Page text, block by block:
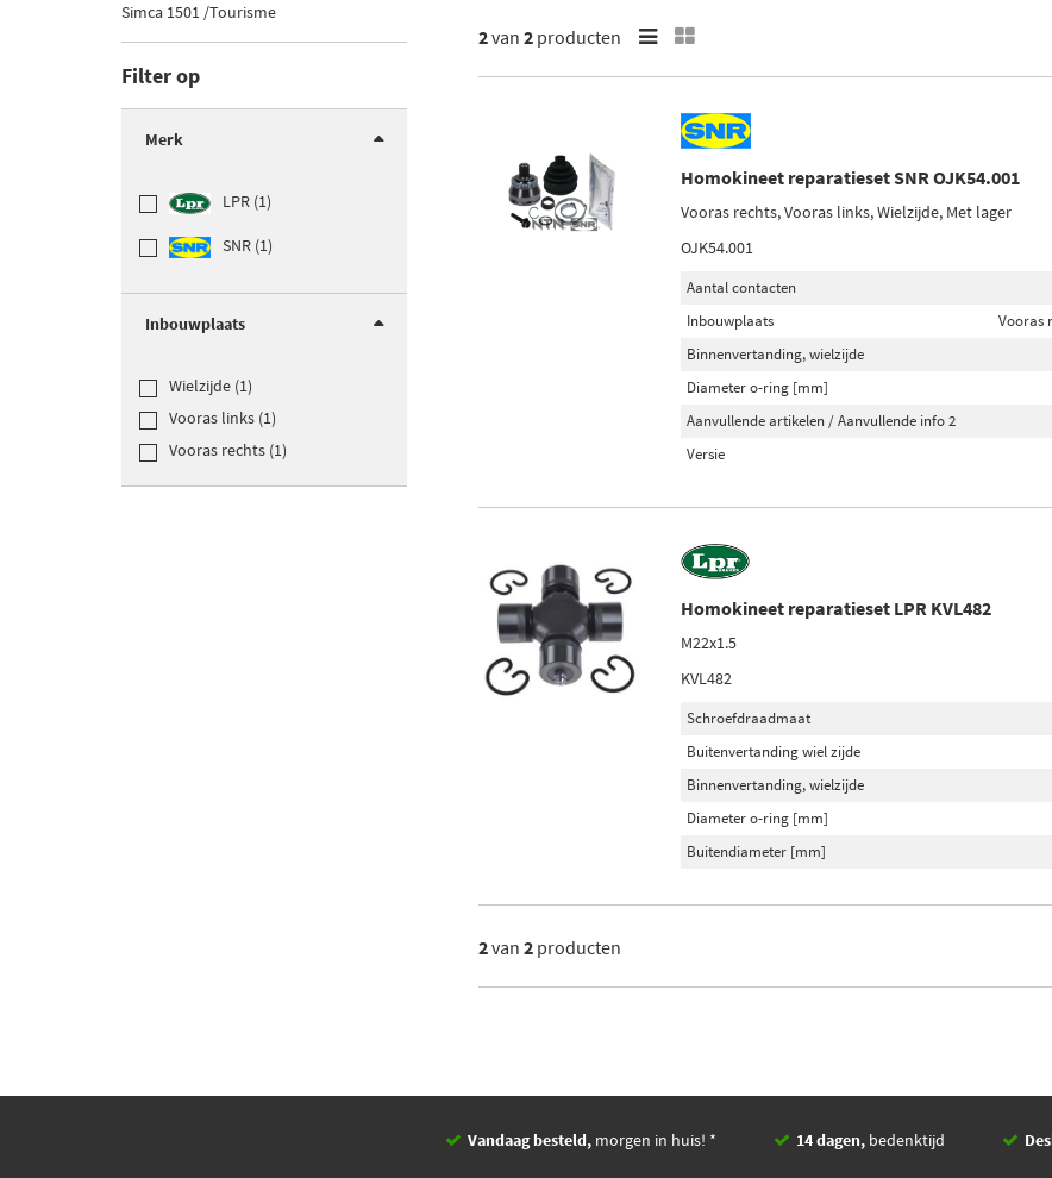
Simca 1501 /Tourisme
Filter op
Merk
LPR (1)
SNR (1)
Inbouwplaats
Wielzijde (1)
Vooras links (1)
Vooras rechts (1)
2van 2 producten
Homokineet reparatieset SNR OJK54.001
Vooras rechts, Vooras links, Wielzijde, Met lager
OJK54.001
Aantal contacten
Inbouwplaats
Vooras
Binnenvertanding, wielzijde
Diameter o-ring [mm]
Aanvullende artikelen / Aanvullende info 2
Versie
Homokineet reparatieset LPR KVL482
M22x1.5
KVL482
Schroefdraadmaat
Buitenvertanding wiel zijde
Binnenvertanding, wielzijde
Diameter o-ring [mm]
Buitendiameter [mm]
2van 2 producten
Vandaag besteld, morgen in huis! * 14 dagen, bedenktijd